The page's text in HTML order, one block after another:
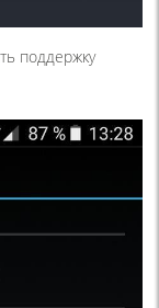
поддержку